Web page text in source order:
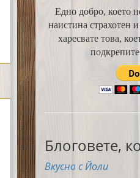
Едно добро, което
наистина страхотен
харесвате това,
Блоговете,
Вкусно с Йоли